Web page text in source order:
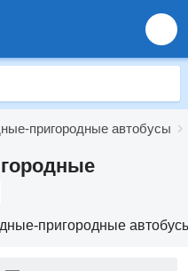
пригородные автобусы
пригородные